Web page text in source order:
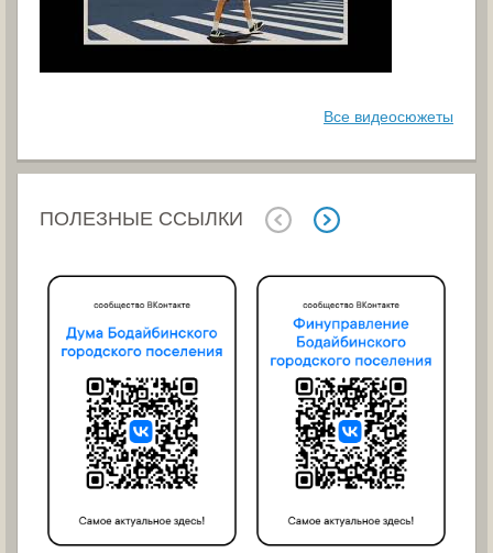
Все видеосюжеты
ПОЛЕЗНЫЕ ССЫЛКИ